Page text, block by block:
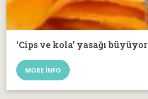
‘Cips ve kola’ yasağı büyüyor
MORE INFO